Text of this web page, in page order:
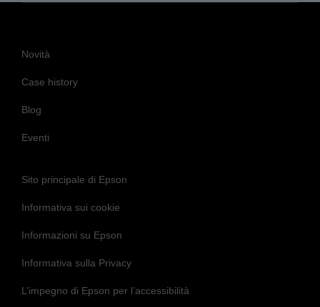
Novità
Case history
Blog
Eventi
Sito principale di Epson
Informativa sui cookie
Informazioni su Epson
Informativa sulla Privacy
L’impegno di Epson per l’accessibilità